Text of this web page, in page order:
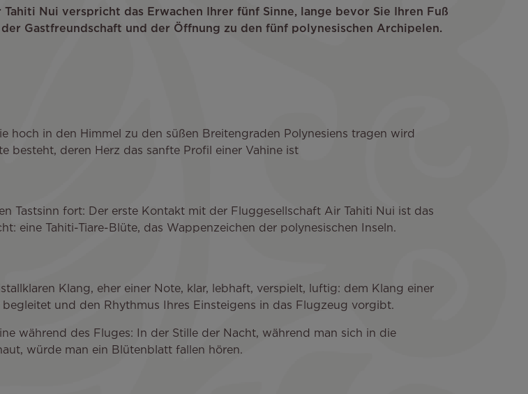
Nui verspricht das Erwachen Ihrer fünf Sinne, lange bevor Sie Ihren Fuß
Gastfreundschaft und der Öffnung zu den fünf polynesischen Archipelen.
in den Himmel zu den süßen Breitengraden Polynesiens tragen wird
besteht, deren Herz das sanfte Profil einer Vahine ist
Tastsinn fort: Der erste Kontakt mit der Fluggesellschaft Air Tahiti Nui ist das
eine Tahiti-Tiare-Blüte, das Wappenzeichen der polynesischen Inseln.
Klang, eher einer Note, klar, lebhaft, verspielt, luftig: dem Klang einer
und den Rhythmus Ihres Einsteigens in das Flugzeug vorgibt.
während des Fluges: In der Stille der Nacht, während man sich in die
würde man ein Blütenblatt fallen hören.